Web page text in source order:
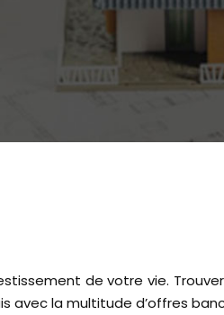
la multitude d’offres